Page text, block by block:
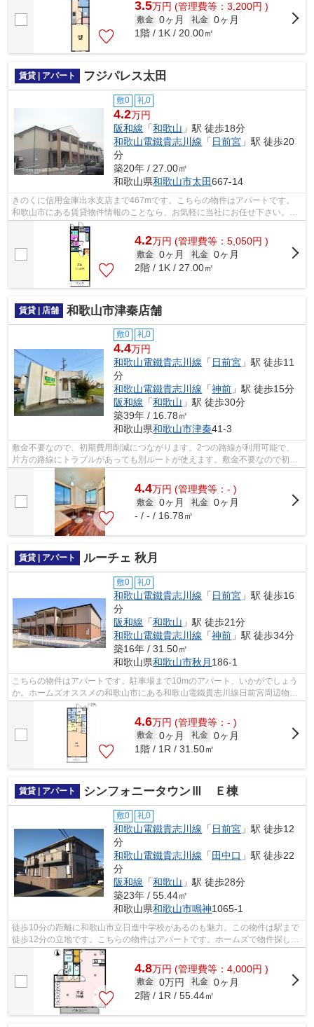
3.5万円 (管理費等：3,200円 )
敷金 0ヶ月 礼金 0ヶ月
1階 / 1K / 20.00㎡
賃貸 | アパート フジパレス太田
敷0 礼0
4.2万円
阪和線 「和歌山 」駅 徒歩18分
和歌山電鐵貴志川線 「 日前宮 」駅 徒歩20
分
築20年 / 27.00㎡
和歌山県和歌山市太田667-14
きのくに信用金庫出水支店まで467mです。こちらの物件はアパートです。
和歌山市にある賃貸物件情報のことなら、お気軽に当社にお任せ下さい。賃
貸情報を豊富に取り扱っているので、お...
4.2万円 (管理費等：5,050円 )
敷金 0ヶ月 礼金 0ヶ月
2階 / 1K / 27.00㎡
賃貸 | 店舗 和歌山市津秦店舗
敷0 礼0
4.4万円
和歌山電鐵貴志川線 「 日前宮 」駅 徒歩11
分
和歌山電鐵貴志川線 「神前 」駅 徒歩15分
阪和線 「和歌山 」駅 徒歩30分
築39年 / 16.78㎡
和歌山県和歌山市津秦41-3
敷金不要なので、初期費用削減につながります。2つの路線が利用可能で、
片方の路線にトラブルがあっても別ルートが使えます。敷金不要なので初期
費用を抑えたい方におすすめです。
4.4万円 (管理費等：- )
敷金 0ヶ月 礼金 0ヶ月
- / - / 16.78㎡
賃貸 | アパート ルーチェ 秋月
敷0 礼0
和歌山電鐵貴志川線 「 日前宮 」駅 徒歩16
分
阪和線 「和歌山 」駅 徒歩21分
和歌山電鐵貴志川線 「神前 」駅 徒歩34分
築16年 / 31.50㎡
和歌山県和歌山市秋月 186-1
こちらの物件はアパートです。駐車場まで10mのアパート、いかがでしょう
か。ホームズオススメの和歌山市にある和歌山電鐵貴志川線日前宮周辺物件
はいかがでしょうか？多種多様な物件を...
4.6万円 (管理費等：- )
敷金 0ヶ月 礼金 0ヶ月
1階 / 1R / 31.50㎡
賃貸 | アパート シンフォニータウンⅢ Ｅ棟
敷0 礼0
和歌山電鐵貴志川線 「 日前宮 」駅 徒歩12
分
和歌山電鐵貴志川線 「 田中口 」駅 徒歩22
分
阪和線 「和歌山 」駅 徒歩28分
築23年 / 55.44㎡
和歌山県和歌山市鳴神1065-1
徒歩10分の距離に和歌山市立日進中学校があるのも魅力。この物件は駅まで
徒歩12分の立地です。こちらの物件はアパートです。ホームズで物件探しを
するなら、和歌山市エリアにある物件...
4.8万円 (管理費等：4,000円 )
敷金 0万円 礼金 0ヶ月
2階 / 1R / 55.44㎡